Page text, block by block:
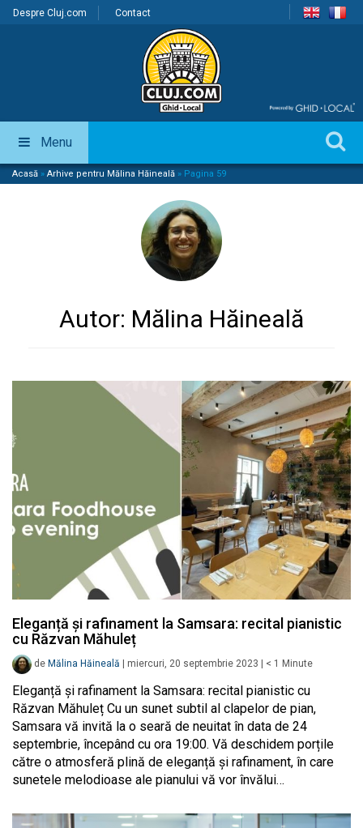
Despre Cluj.com Contact
Menu
Acasă » Arhive pentru Mălina Hăineală » Pagina 59
Autor: Mălina Hăineală
Eleganță și rafinament la Samsara: recital pianistic
cu Răzvan Măhuleț
de Mălina Hăineală miercuri, 20 septembrie 2023 < 1 Minute
Eleganță și rafinament la Samsara: recital pianistic cu
Răzvan Măhuleț Cu un sunet subtil al clapelor de pian,
Samsara vă invită la o seară de neuitat în data de 24
septembrie, începând cu ora 19:00. Vă deschidem porțile
către o atmosferă plină de eleganță și rafinament, în care
sunetele melodioase ale pianului vă vor învălui…